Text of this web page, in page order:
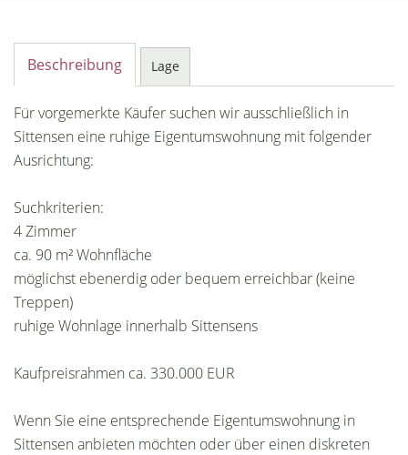
Beschreibung Lage
Für vorgemerkte Käufer suchen wir ausschließlich in
Sittensen eine ruhige Eigentumswohnung mit folgender
Ausrichtung:
Suchkriterien:
4 Zimmer
ca. 90 m² Wohnfläche
möglichst ebenerdig oder bequem erreichbar (keine
Treppen)
ruhige Wohnlage innerhalb Sittensens
Kaufpreisrahmen ca. 330.000 EUR
Wenn Sie eine entsprechende Eigentumswohnung in
Sittensen anbieten möchten oder über einen diskreten